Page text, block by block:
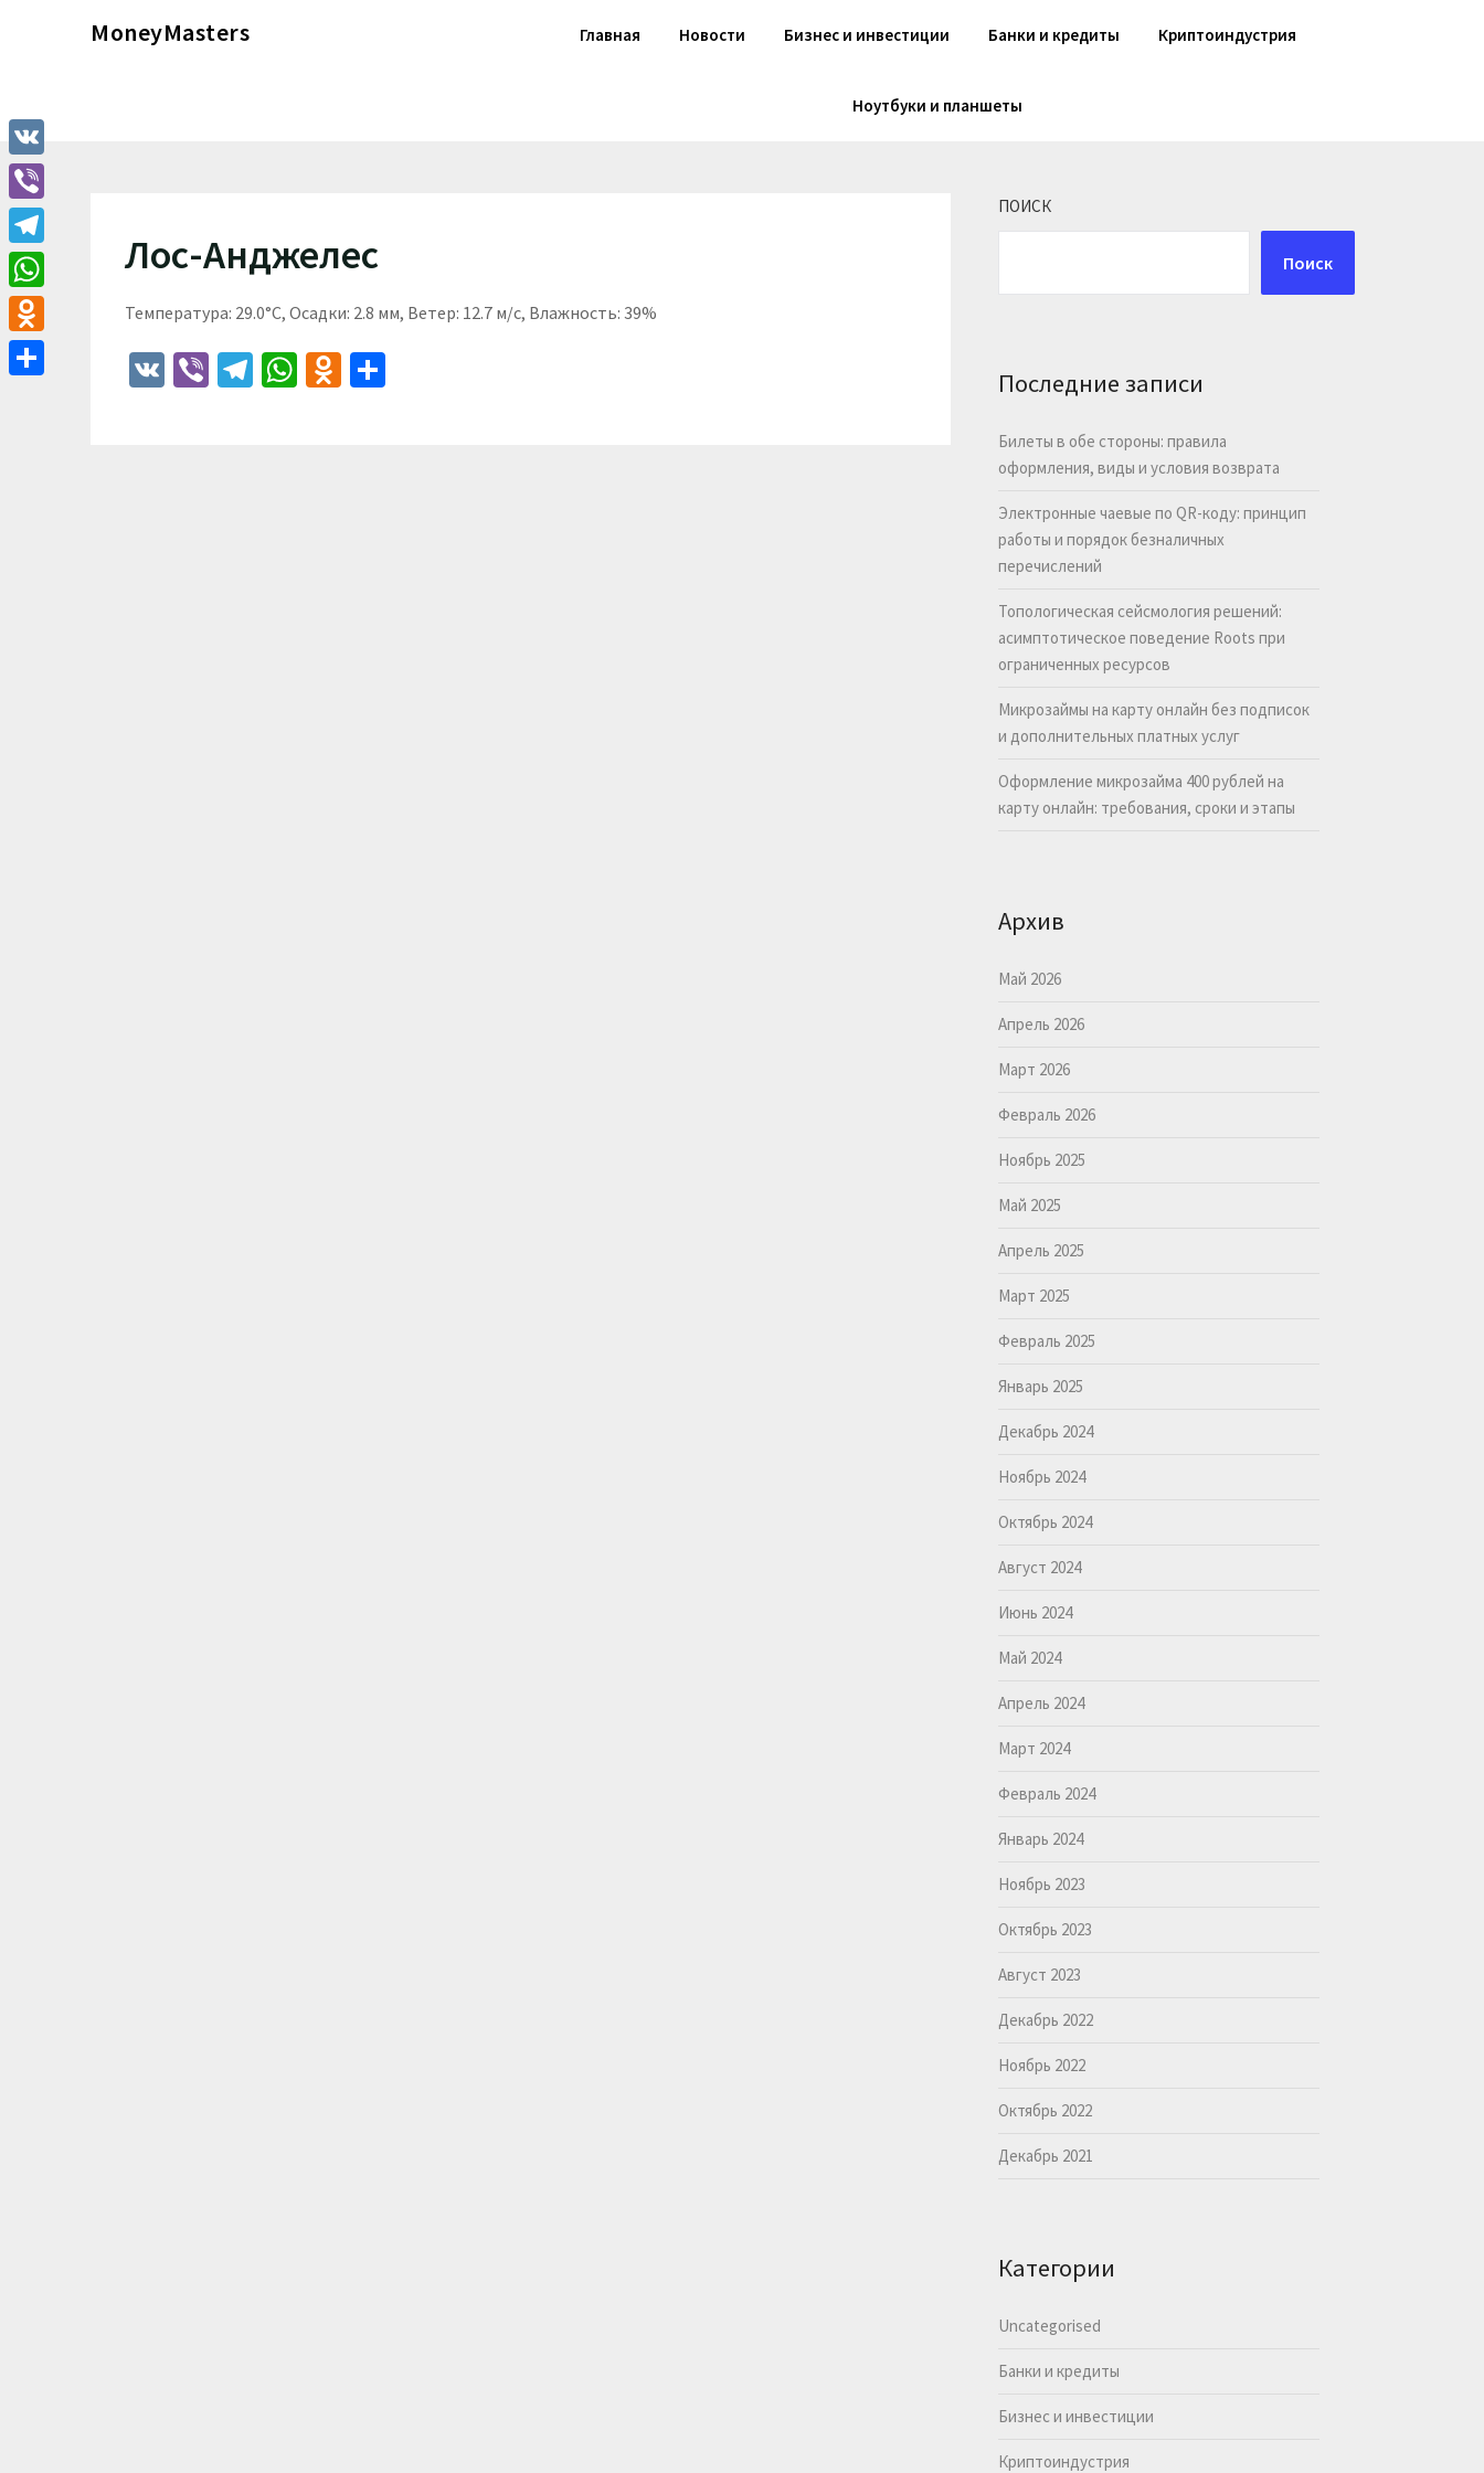
MoneyMasters Главная Новости Бизнес и инвестиции Банки и кредиты Криптоиндустрия
Ноутбуки и планшеты
Лос-Анджелес
Температура: 29.0°C, Осадки: 2.8 мм, Ветер: 12.7 м/с, Влажность: 39%
VK ViberTelegram
WhatsApp
Odnoklassniki
ПОИСК
Поиск
Последние записи
Билеты в обе стороны: правила
оформления, виды и условия возврата
Электронные чаевые по QR-коду: принцип
работы и порядок безналичных
перечислений
Топологическая сейсмология решений:
асимптотическое поведение Roots при
ограниченных ресурсов
Микрозаймы на карту онлайн без подписок
и дополнительных платных услуг
Оформление микрозайма 400 рублей на
карту онлайн: требования, сроки и этапы
Архив
Май 2026
Апрель 2026
Март 2026
Февраль 2026
Ноябрь 2025
Май 2025
Апрель 2025
Март 2025
Февраль 2025
Январь 2025
Декабрь 2024
Ноябрь 2024
Октябрь 2024
Август 2024
Июнь 2024
Май 2024
Апрель 2024
Март 2024
Февраль 2024
Январь 2024
Ноябрь 2023
Октябрь 2023
Август 2023
Декабрь 2022
Ноябрь 2022
Октябрь 2022
Декабрь 2021
Категории
Uncategorised
Банки и кредиты
Бизнес и инвестиции
Криптоиндустрия
VK
Viber
Telegram
WhatsApp
Odnoklassniki